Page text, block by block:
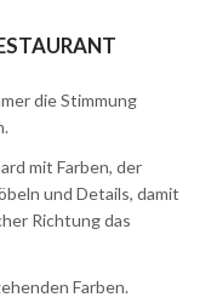
die Stimmung
mit Farben, der
und Details, damit
Richtung das
Farben.